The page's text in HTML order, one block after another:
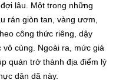
lâu. Một trong những
rán giòn tan, vàng ươm,
công thức riêng, dậy
cùng. Ngoài ra, mức giá
quán trở thành địa điểm lý
dân dã này.